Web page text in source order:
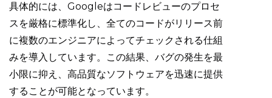
具体的には、Googleはコードレビューのプロセ
スを厳格に標準化し、全てのコードがリリース前
に複数のエンジニアによってチェックされる仕組
みを導入しています。この結果、バグの発生を最
小限に抑え、高品質なソフトウェアを迅速に提供
することが可能となっています。